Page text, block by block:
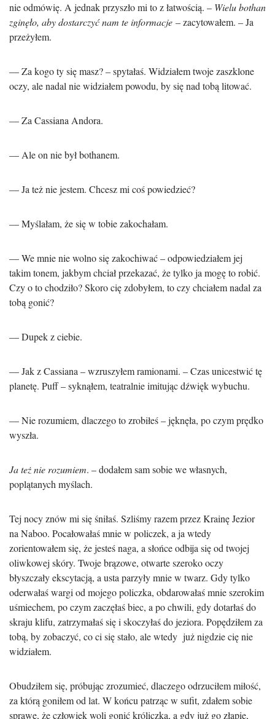
nie odmówię. A jednak przyszło mi to z łatwością. – Wielu bothan
zginęło, aby dostarczyć nam te informacje – zacytowałem. – Ja
przeżyłem.
— Za kogo ty się masz? – spytałaś. Widziałem twoje zaszklone
oczy, ale nadal nie widziałem powodu, by się nad tobą litować.
— Za Cassiana Andora.
— Ale on nie był bothanem.
— Ja też nie jestem. Chcesz mi coś powiedzieć?
— Myślałam, że się w tobie zakochałam.
— We mnie nie wolno się zakochiwać – odpowiedziałem jej
takim tonem, jakbym chciał przekazać, że tylko ja mogę to robić.
Czy o to chodziło? Skoro cię zdobyłem, to czy chciałem nadal za
tobą gonić?
— Dupek z ciebie.
— Jak z Cassiana – wzruszyłem ramionami. – Czas unicestwić tę
planetę. Puff – syknąłem, teatralnie imitując dźwięk wybuchu.
— Nie rozumiem, dlaczego to zrobiłeś – jęknęła, po czym prędko
wyszła.
Ja też nie rozumiem. – dodałem sam sobie we własnych,
poplątanych myślach.
Tej nocy znów mi się śniłaś. Szliśmy razem przez Krainę Jezior
na Naboo. Pocałowałaś mnie w policzek, a ja wtedy
zorientowałem się, że jesteś naga, a słońce odbija się od twojej
oliwkowej skóry. Twoje brązowe, otwarte szeroko oczy
błyszczały ekscytacją, a usta parzyły mnie w twarz. Gdy tylko
oderwałaś wargi od mojego policzka, obdarowałaś mnie szerokim
uśmiechem, po czym zaczęłaś biec, a po chwili, gdy dotarłaś do
skraju klifu, zatrzymałaś się i skoczyłaś do jeziora. Popędziłem za
tobą, by zobaczyć, co ci się stało, ale wtedy już nigdzie cię nie
widziałem.
Obudziłem się, próbując zrozumieć, dlaczego odrzuciłem miłość,
za którą goniłem od lat. W końcu patrząc w sufit, zdałem sobie
sprawę, że człowiek woli gonić króliczka, a gdy już go złapie,